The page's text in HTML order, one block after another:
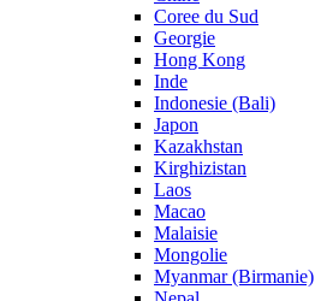
Coree du Sud
Georgie
Hong Kong
Inde
Indonesie (Bali)
Japon
Kazakhstan
Kirghizistan
Laos
Macao
Malaisie
Mongolie
Myanmar (Birmanie)